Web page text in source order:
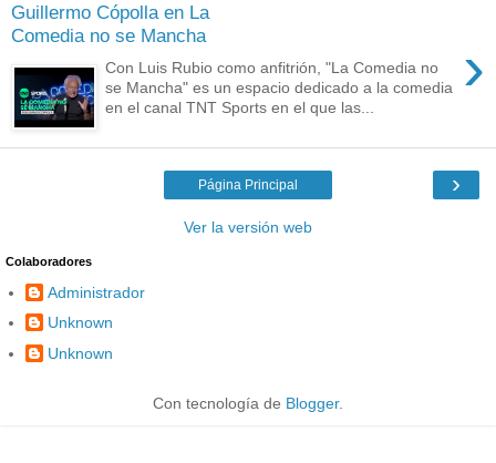
Guillermo Cópolla en La
Comedia no se Mancha
›
Con Luis Rubio como anfitrión, "La Comedia no
se Mancha" es un espacio dedicado a la comedia
en el canal TNT Sports en el que las...
›
Página Principal
Ver la versión web
Colaboradores
Administrador
Unknown
Unknown
Con tecnología de Blogger.